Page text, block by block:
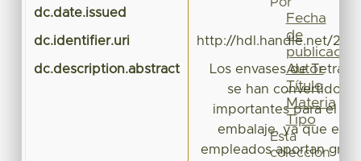
dc.date.issued
dc.identifier.uri http://hdl.handle.net/
dc.description.abstract
Los envases de Tetra
se han convertido
importantes para el
embalaje, ya que el
empleados aportan
Fecha
de
publicación
Autor
Título
Materia
Tipo
Esta
colección